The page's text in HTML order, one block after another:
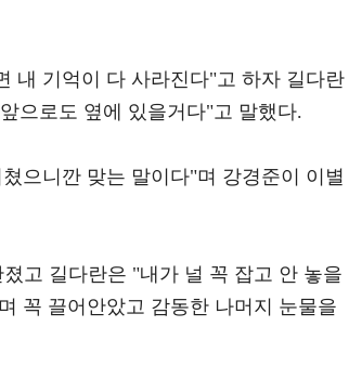
내 기억이 다 사라진다"고 하자 길다란
으로도 옆에 있을거다"고 말했다.
으니깐 맞는 말이다"며 강경준이 이별
고 길다란은 "내가 널 꼭 잡고 안 놓을
꼭 끌어안았고 감동한 나머지 눈물을